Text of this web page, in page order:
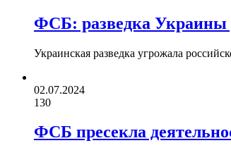
ФСБ: разведка Украины
Украинская разведка угрожала
02.07.2024
130
ФСБ пресекла